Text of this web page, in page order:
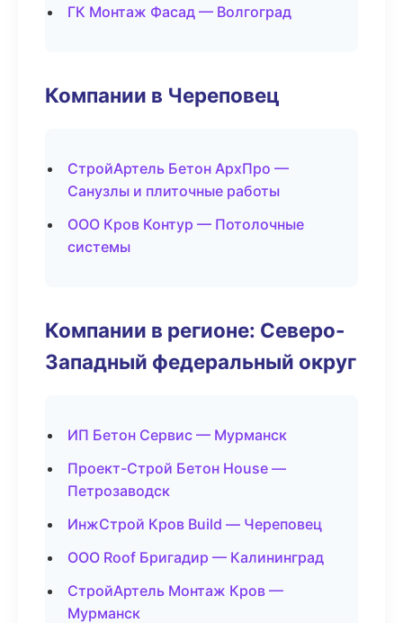
ГК Монтаж Фасад — Волгоград
Компании в Череповец
СтройАртель Бетон АрхПро —
Санузлы и плиточные работы
ООО Кров Контур — Потолочные
системы
Компании в регионе: Северо-
Западный федеральный округ
ИП Бетон Сервис — Мурманск
Проект-Строй Бетон House —
Петрозаводск
ИнжСтрой Кров Build — Череповец
ООО Roof Бригадир — Калининград
СтройАртель Монтаж Кров —
Мурманск